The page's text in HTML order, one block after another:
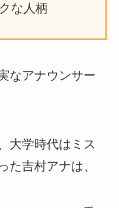
な人柄
なアナウンサー
大学時代はミス
た吉村アナは、